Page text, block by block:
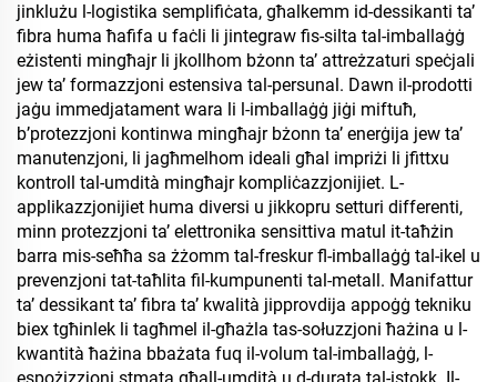
jinklużu l-logistika semplifiċata, għalkemm id-dessikanti ta’
fibra huma ħafifa u faċli li jintegraw fis-silta tal-imballaġġ
eżistenti mingħajr li jkollhom bżonn ta’ attreżzaturi speċjali
jew ta’ formazzjoni estensiva tal-persunal. Dawn il-prodotti
jaġu immedjatament wara li l-imballaġġ jiġi miftuħ,
b’protezzjoni kontinwa mingħajr bżonn ta’ enerġija jew ta’
manutenzjoni, li jagħmelhom ideali għal impriżi li jfittxu
kontroll tal-umdità mingħajr kompliċazzjonijiet. L-
applikazzjonijiet huma diversi u jikkopru setturi differenti,
minn protezzjoni ta’ elettronika sensittiva matul it-taħżin
barra mis-seħħa sa żżomm tal-freskur fl-imballaġġ tal-ikel u
prevenzjoni tat-taħlita fil-kumpunenti tal-metall. Manifattur
ta’ dessikant ta’ fibra ta’ kwalità jipprovdija appoġġ tekniku
biex tgħinlek li tagħmel il-għażla tas-sołuzzjoni ħażina u l-
kwantità ħażina bbażata fuq il-volum tal-imballaġġ, l-